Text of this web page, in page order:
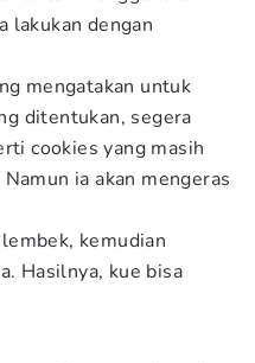
lakukan dengan
mengatakan untuk
ditentukan, segera
cookies yang masih
ia akan mengeras
kemudian
Hasilnya, kue bisa